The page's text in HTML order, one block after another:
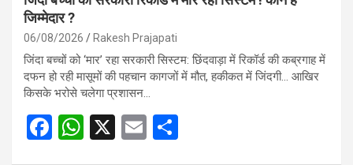
जिम्मेदार ?
06/08/2026 Rakesh Prajapati
जिंदा बच्चों को ‘मार’ रहा सरकारी सिस्टम: छिंदवाड़ा में रिकॉर्ड की कब्रगाह में
दफन हो रही मासूमों की पहचान कागजों में मौत, हकीकत में जिंदगी… आखिर
किसके भरोसे चलेगा प्रशासन…
F
W
X
E